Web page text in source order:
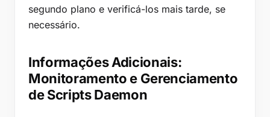
segundo plano e verificá-los mais tarde, se
necessário.
Informações Adicionais:
Monitoramento e Gerenciamento
de Scripts Daemon